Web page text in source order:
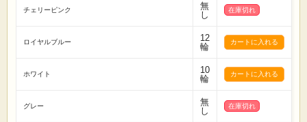
チェリーピンク
無
し
在庫切れ
ロイヤルブルー
12
輪
ホワイト
10
輪
グレー
無
し
在庫切れ